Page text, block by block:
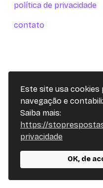
Este site usa cookies
navegação e
Saiba mais:
https://
privacidade
OK, de
política de privacidade
contato